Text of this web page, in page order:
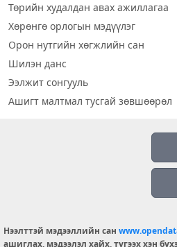
Төрийн худалдан авах ажиллагаа
Хөрөнгө орлогын мэдүүлэг
Орон нутгийн хөгжлийн сан
Шилэн данс
Ээлжит сонгууль
Ашигт малтмал тусгай зөвшөөрөл
info@opendatalab.mn
Нээлттэй мэдээллийн сан
ашиглах, мэдээлэл хайх, түгээх хэн